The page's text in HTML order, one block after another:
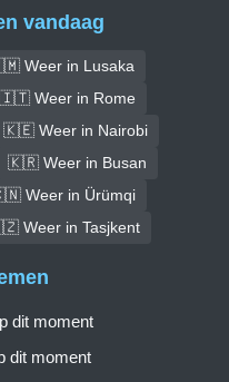
vandaag
Weer in Lusaka
🇮🇹 Weer in Rome
🇰🇪 Weer in Nairobi
🇰🇷 Weer in Busan
Weer in Ürümqi
Weer in Tasjkent
dit moment
dit moment